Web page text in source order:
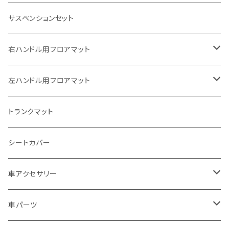
ホンダ
ヤマハ
スズキ
カワサキ
BMW
ドゥカティ - Ducati
トライアンフ
サスペンションセット
右ハンドル用フロアマット
トヨタ
日産
ホンダ
スズキ
マツダ
左ハンドル用フロアマット
トヨタ
日産
ホンダ
スズキ
トランクマット
シートカバー
車アクセサリー
トヨタ
車パーツ